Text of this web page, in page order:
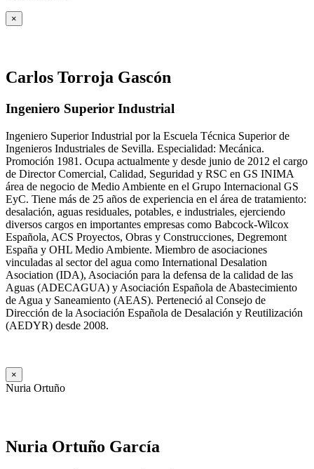
×
Carlos Torroja Gascón
Ingeniero Superior Industrial
Ingeniero Superior Industrial por la Escuela Técnica Superior de
Ingenieros Industriales de Sevilla. Especialidad: Mecánica.
Promoción 1981. Ocupa actualmente y desde junio de 2012 el cargo
de Director Comercial, Calidad, Seguridad y RSC en GS INIMA
área de negocio de Medio Ambiente en el Grupo Internacional GS
EyC. Tiene más de 25 años de experiencia en el área de tratamiento:
desalación, aguas residuales, potables, e industriales, ejerciendo
diversos cargos en importantes empresas como Babcock-Wilcox
Española, ACS Proyectos, Obras y Construcciones, Degremont
España y OHL Medio Ambiente. Miembro de asociaciones
vinculadas al sector del agua como International Desalation
Asociation (IDA), Asociación para la defensa de la calidad de las
Aguas (ADECAGUA) y Asociación Española de Abastecimiento
de Agua y Saneamiento (AEAS). Perteneció al Consejo de
Dirección de la Asociación Española de Desalación y Reutilización
(AEDYR) desde 2008.
×
Nuria Ortuño
Nuria Ortuño García